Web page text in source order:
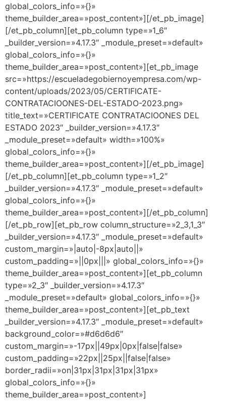
global_colors_info=»{}»
theme_builder_area=»post_content»][/et_pb_image]
[/et_pb_column][et_pb_column type=»1_6″
_builder_version=»4.17.3″ _module_preset=»default»
global_colors_info=»{}»
theme_builder_area=»post_content»][et_pb_image
src=»https://escueladegobiernoyempresa.com/wp-
content/uploads/2023/05/CERTIFICATE-
CONTRATACIOONES-DEL-ESTADO-2023.png»
title_text=»CERTIFICATE CONTRATACIOONES DEL
ESTADO 2023″ _builder_version=»4.17.3″
_module_preset=»default» width=»100%»
global_colors_info=»{}»
theme_builder_area=»post_content»][/et_pb_image]
[/et_pb_column][et_pb_column type=»1_2″
_builder_version=»4.17.3″ _module_preset=»default»
global_colors_info=»{}»
theme_builder_area=»post_content»][/et_pb_column]
[/et_pb_row][et_pb_row column_structure=»2_3,1_3″
_builder_version=»4.17.3″ _module_preset=»default»
custom_margin=»|auto|-8px|auto||»
custom_padding=»||0px|||» global_colors_info=»{}»
theme_builder_area=»post_content»][et_pb_column
type=»2_3″ _builder_version=»4.17.3″
_module_preset=»default» global_colors_info=»{}»
theme_builder_area=»post_content»][et_pb_text
_builder_version=»4.17.3″ _module_preset=»default»
background_color=»#d6d6d6″
custom_margin=»-17px||49px|0px|false|false»
custom_padding=»22px||25px||false|false»
border_radii=»on|31px|31px|31px|31px»
global_colors_info=»{}»
theme_builder_area=»post_content»]